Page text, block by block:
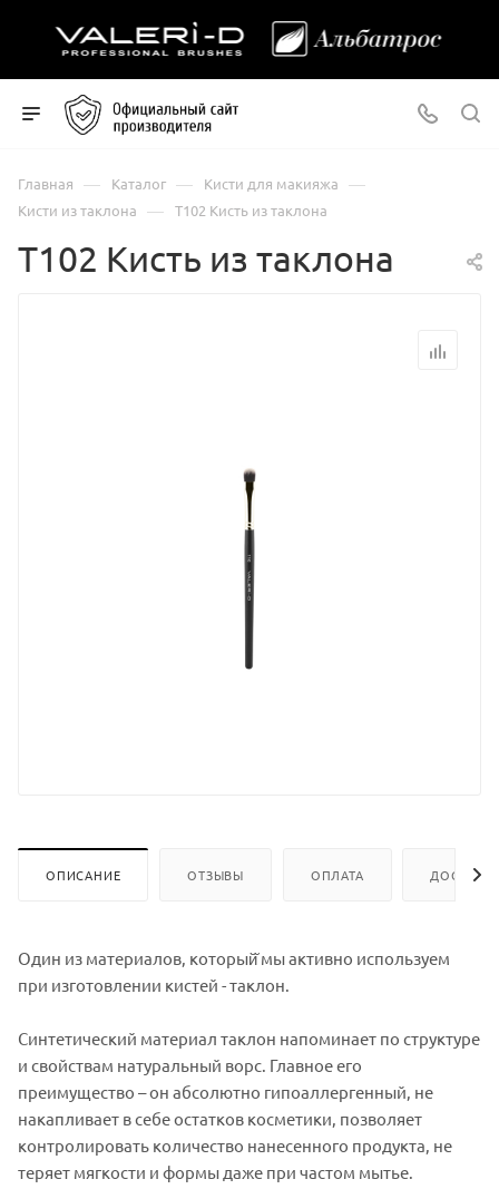
Главная — Каталог — Кисти для макияжа —
Кисти из таклона — Т102 Кисть из таклона
Т102 Кисть из таклона
ОПИСАНИЕ ОТЗЫВЫ ОПЛАТА
Один из материалов, который̆ мы активно используем
при изготовлении кистей - таклон.
Синтетический материал таклон напоминает по структуре
и свойствам натуральный ворс. Главное его
преимущество – он абсолютно гипоаллергенный, не
накапливает в себе остатков косметики, позволяет
контролировать количество нанесенного продукта, не
теряет мягкости и формы даже при частом мытье.